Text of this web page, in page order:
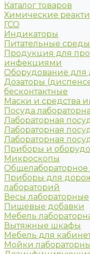
Каталог товаров
Химические
ГСО
Индикаторы
Питательные среды
Продукция для
инфекциями
Оборудование
Дозаторы
бесконтактные
Маски и средства
Посуда
Лабораторная
Лабораторная
Лабораторная
Приборы и
Микроскопы
Приборы для
лабораторий
Весы лабораторные
Пищевые добавки
Мебель
Вытяжные шкафы
Мебель для
Мойки